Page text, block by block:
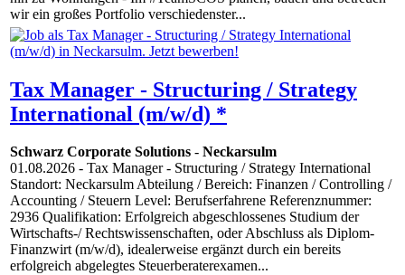
wir ein großes Portfolio verschiedenster...
Tax Manager - Structuring / Strategy
International (m/w/d) *
Schwarz Corporate Solutions - Neckarsulm
01.08.2026 - Tax Manager - Structuring / Strategy International
Standort: Neckarsulm Abteilung / Bereich: Finanzen / Controlling /
Accounting / Steuern Level: Berufserfahrene Referenznummer:
2936 Qualifikation: Erfolgreich abgeschlossenes Studium der
Wirtschafts-/ Rechtswissenschaften, oder Abschluss als Diplom-
Finanzwirt (m/w/d), idealerweise ergänzt durch ein bereits
erfolgreich abgelegtes Steuerberaterexamen...